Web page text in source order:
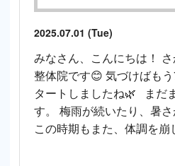
2025.07.01 (Tue)
みなさん、こんにちは！
整体院です😊 気づけばも
タートしましたね🌿 まだ
す。 梅雨が続いたり、暑さ
この時期もまた、体調を